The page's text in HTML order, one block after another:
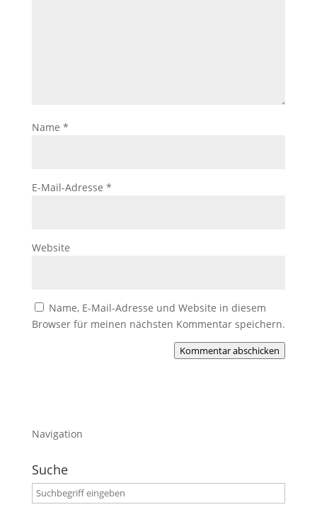
Name *
E-Mail-Adresse *
Website
Name, E-Mail-Adresse und Website in diesem
Browser für meinen nächsten Kommentar speichern.
Kommentar abschicken
Navigation
Suche